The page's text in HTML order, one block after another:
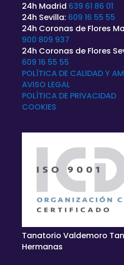
24h Madrid 639 61 86 01
24h Sevilla: 609 16 55 55
24h Coronas de Flores
900 809 937
24h Coronas de Flores
609 16 55 55
POLÍTICA DE CALIDAD Y
AVISO LEGAL
POLÍTICA DE PRIVACIDAD
COOKIES
Tanatorio Valdemoro
Hermanas